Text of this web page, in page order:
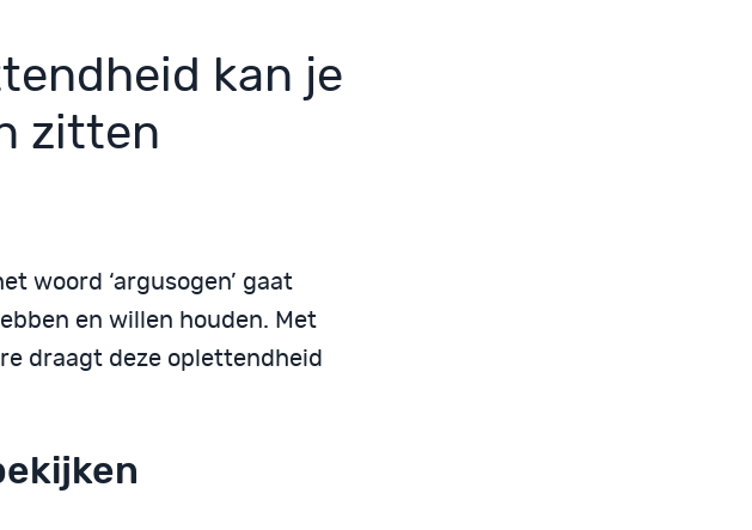
kan je
zitten
woord ‘argusogen’ gaat
en willen houden. Met
draagt deze oplettendheid